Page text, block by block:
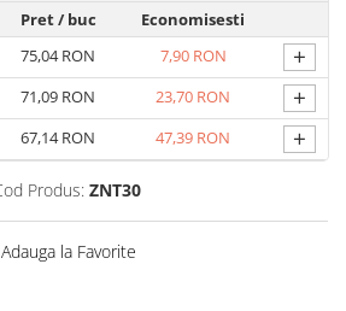
Protein)
Pret/ buc
Economisesti
75,04 RON 7,90 RON +
71,09 RON 23,70 RON +
67,14 RON 47,39 RON +
Produs: ZNT30
Adauga la Favorite